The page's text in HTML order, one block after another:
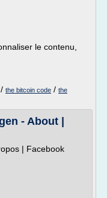
le contenu,
/ the bitcoin code / the
- About |
| Facebook